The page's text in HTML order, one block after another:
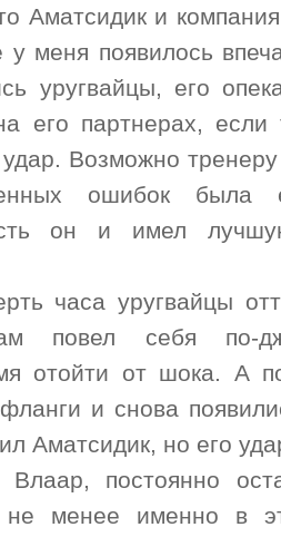
Аматсидик и
у меня появилось
уругвайцы, его
его партнерах,
Возможно тренеру
ошибок была
он и имел
часа уругвайцы
повел себя по-
отойти от шока. А
фланги и снова
Аматсидик, но его
Влаар, постоянно
не менее именно в